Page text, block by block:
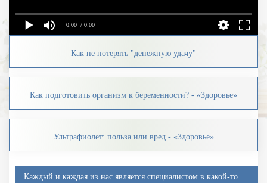
0:00 / 0:00
Как не потерять "денежную удачу"
Как подготовить организм к беременности? - «Здоровье»
Ультрафиолет: польза или вред - «Здоровье»
Каждый и каждая из нас является специалистом в какой-то